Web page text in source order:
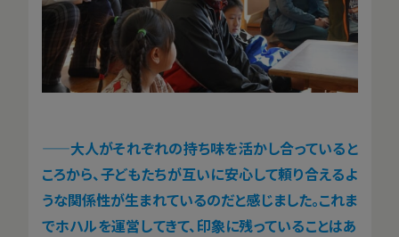
——大人がそれぞれの持ち味を活かし合っていると
ころから、子どもたちが互いに安心して頼り合えるよ
うな関係性が生まれているのだと感じました。これま
でホハルを運営してきて、印象に残っていることはあ